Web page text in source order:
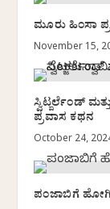
ಮೂರು ಹಿಂಸಾ
November 15,
ಸ್ವಿಟ್ಜರ್ಲೆಂಡ್
ಪ್ರವಾಸ ಕಥನ
October 24,
ಪಂಜಾಬಿಗೆ ಹೋಗಿ